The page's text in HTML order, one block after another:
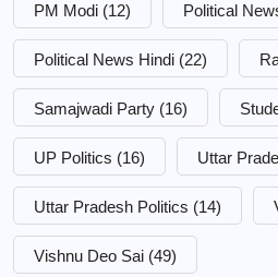
PM Modi (12) Political
Political News Hindi (22)
Samajwadi Party (16)
UP Politics (16) Uttar
Uttar Pradesh Politics (14)
Vishnu Deo Sai (49)